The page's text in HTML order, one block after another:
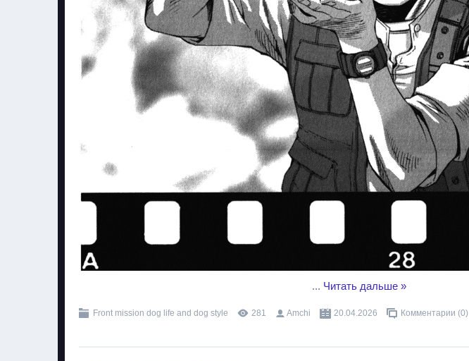
... Читать дальше »
Front mission dog life and dog style 281 Amchi 20.04.2026 Комментарии (0)